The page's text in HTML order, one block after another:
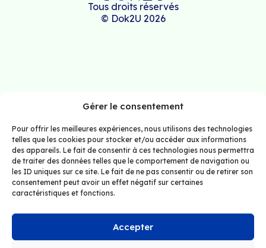
Gérer le consentement
Pour offrir les meilleures expériences, nous utilisons des technologies
telles que les cookies pour stocker et/ou accéder aux informations
des appareils. Le fait de consentir à ces technologies nous permettra
de traiter des données telles que le comportement de navigation ou
les ID uniques sur ce site. Le fait de ne pas consentir ou de retirer son
consentement peut avoir un effet négatif sur certaines
caractéristiques et fonctions.
Accepter
Tous droits réservés
© Dok2U 2026